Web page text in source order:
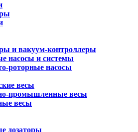
и вакуум-контроллеры
насосы и системы
роторные насосы
весы
промышленные весы
весы
дозаторы